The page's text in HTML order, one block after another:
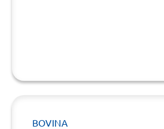
BOVINA